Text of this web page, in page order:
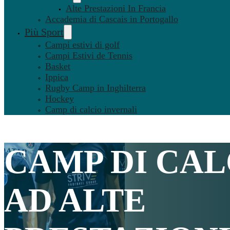
Alte Prestazioni In Francia
Accademia di Cascais in Portogallo
Più Sport
Campi estivi di golf
Campi Estivi de Tennis
Basket
Ippica
Rugby Camp in Inghilterra
Hockey
Camp di calcio invernali
CAMP DI
ADALTE